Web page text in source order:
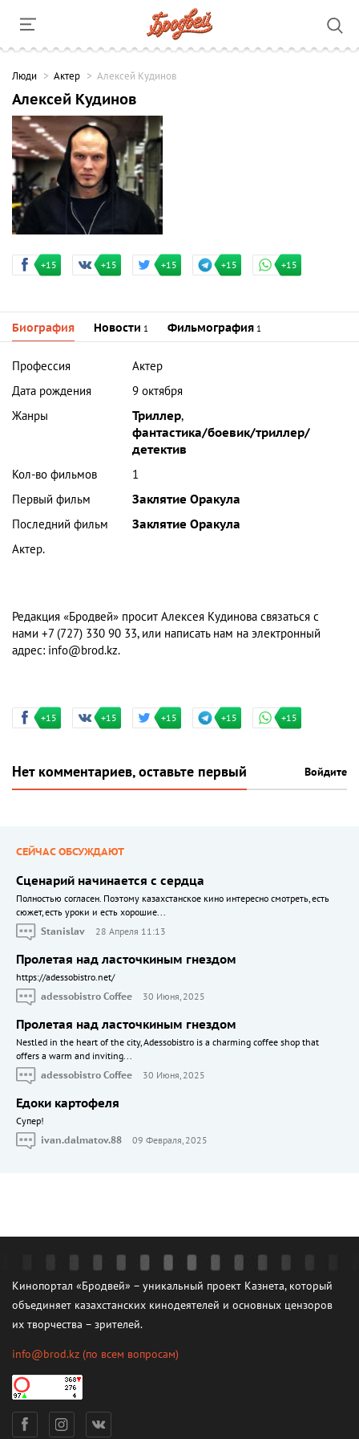
Люди Актер Алексей Кудинов
Алексей Кудинов
+15 +15 +15 +15 +15
Биография Новости 1 Фильмография 1
Профессия
Актер
Дата рождения
9 октября
Жанры
Триллер,
фантастика/боевик/триллер/
детектив
Кол-во фильмов
1
Первый фильм
Заклятие Оракула
Последний фильм
Заклятие Оракула
Актер.
Редакция «Бродвей» просит Алексея Кудинова связаться с
нами +7 (727) 330 90 33, или написать нам на электронный
адрес: info@brod.kz.
+15 +15 +15 +15 +15
Нет комментариев, оставьте первый Войдите
СЕЙЧАС ОБСУЖДАЮТ
Сценарий начинается с сердца
Полностью согласен. Поэтому казахстанское кино интересно смотреть, есть
сюжет, есть уроки и есть хорошие...
Stanislav
28 Апреля 11:13
Пролетая над ласточкиным гнездом
https://adessobistro.net/
adessobistro Coffee
30 Июня, 2025
Пролетая над ласточкиным гнездом
Nestled in the heart of the city, Adessobistro is a charming coffee shop that
offers a warm and inviting...
adessobistro Coffee
30 Июня, 2025
Едоки картофеля
Cупер!
ivan.dalmatov.88
09 Февраля, 2025
Кинопортал «Бродвей» – уникальный проект Казнета, который
объединяет казахстанских кинодеятелей и основных цензоров
их творчества – зрителей.
info@brod.kz (по всем вопросам)